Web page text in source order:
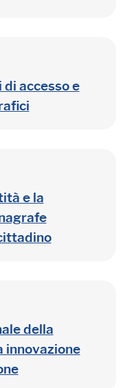
accesso e
e la
della
innovazione